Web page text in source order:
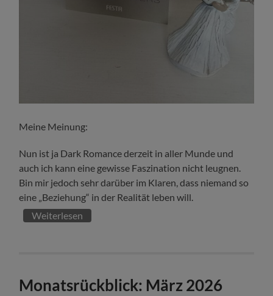
Meine Meinung:
Nun ist ja Dark Romance derzeit in aller Munde und
auch ich kann eine gewisse Faszination nicht leugnen.
Bin mir jedoch sehr darüber im Klaren, dass niemand so
eine „Beziehung“ in der Realität leben will.
Weiterlesen
Monatsrückblick: März 2026